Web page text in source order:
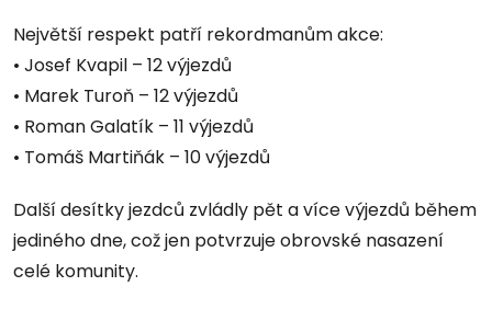
Největší respekt patří rekordmanům akce:
• Josef Kvapil – 12 výjezdů
• Marek Turoň – 12 výjezdů
• Roman Galatík – 11 výjezdů
• Tomáš Martiňák – 10 výjezdů
Další desítky jezdců zvládly pět a více výjezdů během
jediného dne, což jen potvrzuje obrovské nasazení
celé komunity.